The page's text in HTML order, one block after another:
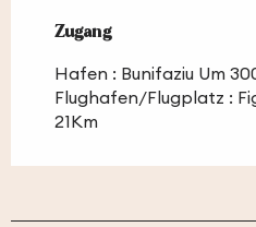
Zugang
Zugang
Hafen : Bunifaziu Um
Flughafen/Flugplatz :
21Km